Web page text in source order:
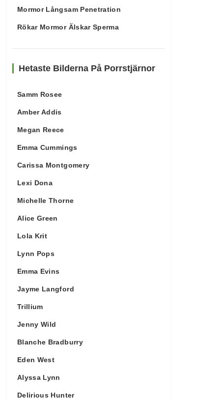
Mormor Långsam Penetration
Rökar Mormor Älskar Sperma
Hetaste Bilderna På Porrstjärnor
Samm Rosee
Amber Addis
Megan Reece
Emma Cummings
Carissa Montgomery
Lexi Dona
Michelle Thorne
Alice Green
Lola Krit
Lynn Pops
Emma Evins
Jayme Langford
Trillium
Jenny Wild
Blanche Bradburry
Eden West
Alyssa Lynn
Delirious Hunter